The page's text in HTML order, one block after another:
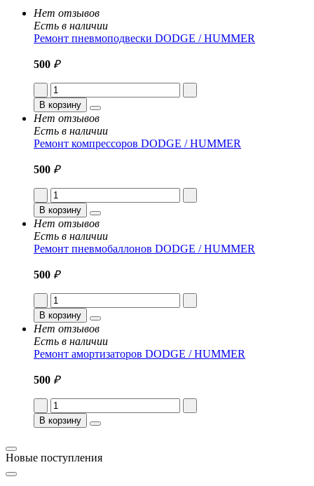
Нет отзывов
Есть в наличии
Ремонт пневмоподвески DODGE / HUMMER
500 ₽
В корзину
Нет отзывов
Есть в наличии
Ремонт компрессоров DODGE / HUMMER
500 ₽
В корзину
Нет отзывов
Есть в наличии
Ремонт пневмобаллонов DODGE / HUMMER
500 ₽
В корзину
Нет отзывов
Есть в наличии
Ремонт амортизаторов DODGE / HUMMER
500 ₽
В корзину
Новые поступления